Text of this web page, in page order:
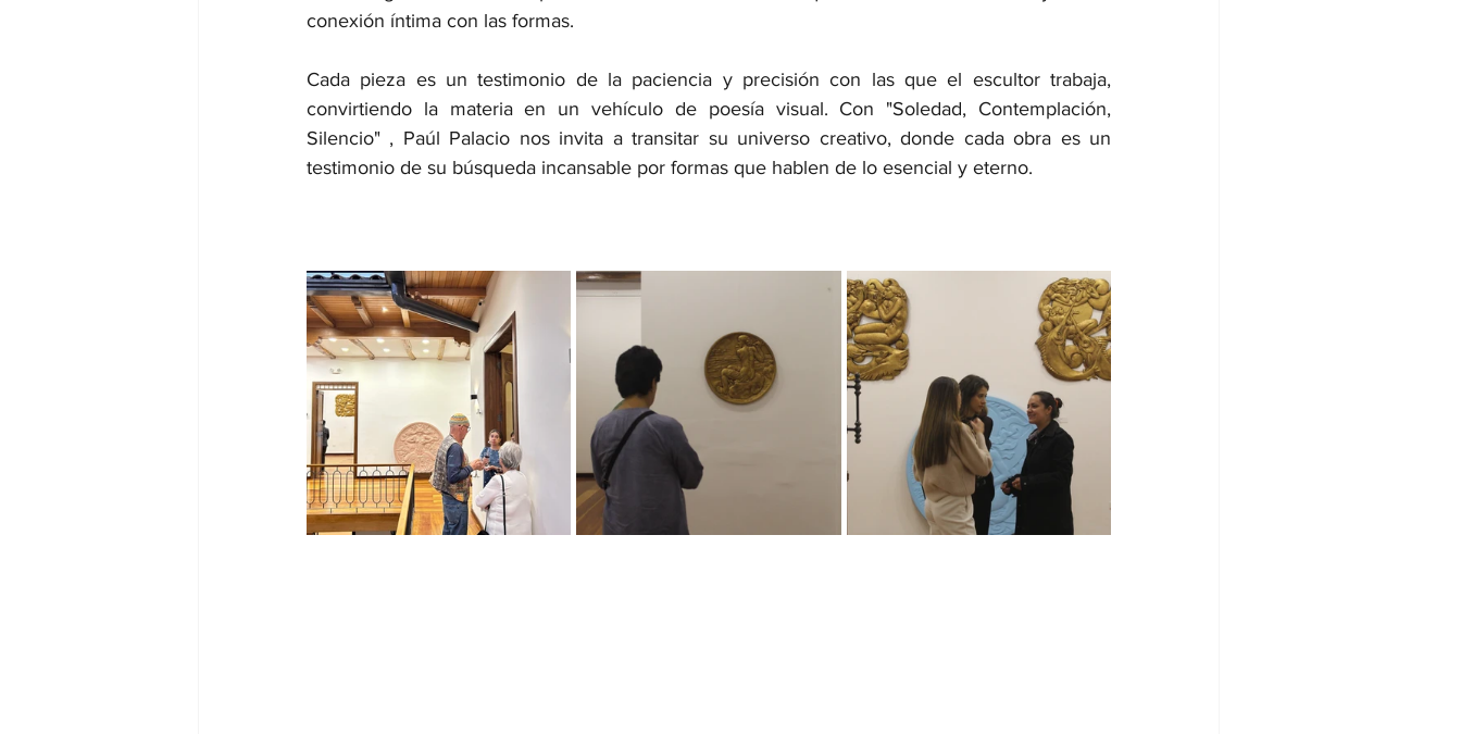
conexión íntima con las formas.
Cada pieza es un testimonio de la paciencia y precisión con las que el escultor trabaja,
convirtiendo la materia en un vehículo de poesía visual. Con "Soledad, Contemplación,
Silencio" , Paúl Palacio nos invita a transitar su universo creativo, donde cada obra es un
testimonio de su búsqueda incansable por formas que hablen de lo esencial y eterno.